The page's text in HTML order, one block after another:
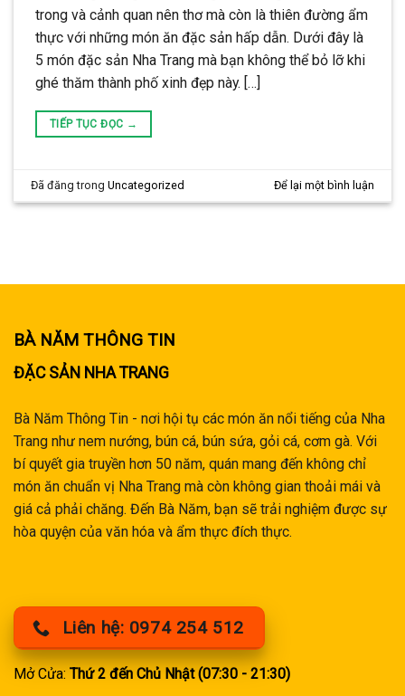
trong và cảnh quan nên thơ mà còn là thiên đường ẩm
thực với những món ăn đặc sản hấp dẫn. Dưới đây là
5 món đặc sản Nha Trang mà bạn không thể bỏ lỡ khi
ghé thăm thành phố xinh đẹp này. […]
TIẾP TỤC ĐỌC →
Đã đăng trong Uncategorized Để lại một bình luận
BÀ NĂM THÔNG TIN
ĐẶC SẢN NHA TRANG
Bà Năm Thông Tin - nơi hội tụ các món ăn nổi tiếng của Nha
Trang như nem nướng, bún cá, bún sứa, gỏi cá, cơm gà. Với
bí quyết gia truyền hơn 50 năm, quán mang đến không chỉ
món ăn chuẩn vị Nha Trang mà còn không gian thoải mái và
giá cả phải chăng. Đến Bà Năm, bạn sẽ trải nghiệm được sự
hòa quyện của văn hóa và ẩm thực đích thực.
Liên hệ: 0974 254 512
Mở Cửa: Thứ 2 đến Chủ Nhật (07:30 - 21:30)